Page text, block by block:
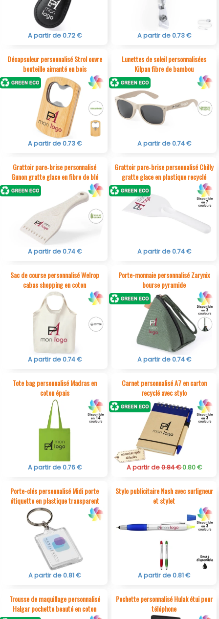
A partir de 0.72 € A partir de 0.73 €
Décapsuleur personnalisé Strol ouvre
bouteille aimanté en bois
A partir de 0.73 €
Lunettes de soleil personnalisées
Kilpan fibre de bambou
A partir de 0.74 €
Grattoir pare‑brise personnalisé
Gunon gratte glace en fibre de blé
A partir de 0.74 €
Grattoir pare‑brise personnalisé Chilly
gratte glace en plastique recyclé
A partir de 0.74 €
Sac de course personnalisé Welrop
cabas shopping en coton
A partir de 0.74 €
Porte-monnaie personnalisé Zarynix
bourse pyramide
A partir de 0.74 €
Tote bag personnalisé Madras en
coton épais
A partir de 0.76 €
Carnet personnalisé A7 en carton
recyclé avec stylo
A partir de0.84 €0.80 €
Porte-clés personnalisé Midi porte
étiquette en plastique transparent
A partir de 0.81 €
Stylo publicitaire Nash avec surligneur
et stylet
A partir de 0.81 €
Trousse de maquillage personnalisé
Halgar pochette beauté en coton
Pochette personnalisé Hulak étui pour
téléphone